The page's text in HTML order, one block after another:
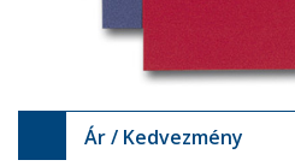
Ár / Kedvezmény